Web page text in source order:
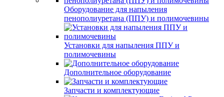
Оборудование для напыления
пенополиуретана (ППУ) и полимочевины
Установки для напыления ППУ и
полимочевины
Дополнительное оборудование
Запчасти и комплектующие